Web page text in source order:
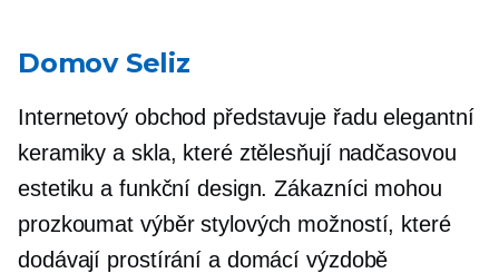
Domov Seliz
Internetový obchod představuje řadu elegantní
keramiky a skla, které ztělesňují nadčasovou
estetiku a funkční design. Zákazníci mohou
prozkoumat výběr stylových možností, které
dodávají prostírání a domácí výzdobě